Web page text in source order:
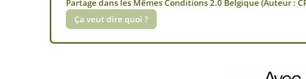
Partage dans les Mêmes Conditions 2.0 Belgique (Auteur :
Ça veut dire quoi ?